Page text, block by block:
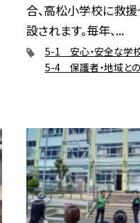
合、高松小学校に救
設されます。毎年、...
5-1 安心・安全な学
5-4 保護者・地域と